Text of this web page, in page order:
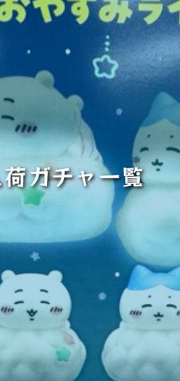
ガチャ一覧